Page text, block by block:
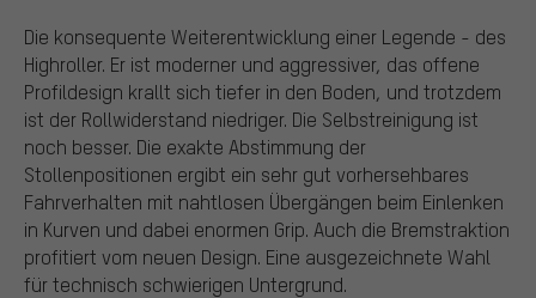
Die konsequente Weiterentwicklung einer Legende - des
Highroller. Er ist moderner und aggressiver, das offene
Profildesign krallt sich tiefer in den Boden, und trotzdem
ist der Rollwiderstand niedriger. Die Selbstreinigung ist
noch besser. Die exakte Abstimmung der
Stollenpositionen ergibt ein sehr gut vorhersehbares
Fahrverhalten mit nahtlosen Übergängen beim Einlenken
in Kurven und dabei enormen Grip. Auch die Bremstraktion
profitiert vom neuen Design. Eine ausgezeichnete Wahl
für technisch schwierigen Untergrund.